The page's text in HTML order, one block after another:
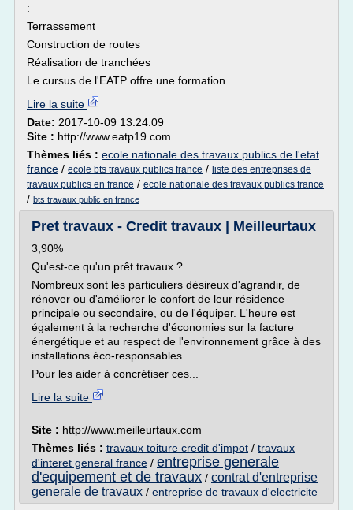
:
Terrassement
Construction de routes
Réalisation de tranchées
Le cursus de l'EATP offre une formation...
Lire la suite
Date: 2017-10-09 13:24:09
Site : http://www.eatp19.com
Thèmes liés : ecole nationale des travaux publics de l'etat
france / ecole bts travaux publics france / liste des entreprises de
travaux publics en france / ecole nationale des travaux publics france
/ bts travaux public en france
Pret travaux - Credit travaux | Meilleurtaux
3,90%
Qu'est-ce qu'un prêt travaux ?
Nombreux sont les particuliers désireux d'agrandir, de
rénover ou d'améliorer le confort de leur résidence
principale ou secondaire, ou de l'équiper. L'heure est
également à la recherche d'économies sur la facture
énergétique et au respect de l'environnement grâce à des
installations éco-responsables.
Pour les aider à concrétiser ces...
Lire la suite
Site : http://www.meilleurtaux.com
Thèmes liés : travaux toiture credit d'impot / travaux
d'interet general france / entreprise generale
d'equipement et de travaux / contrat d'entreprise
generale de travaux / entreprise de travaux d'electricite